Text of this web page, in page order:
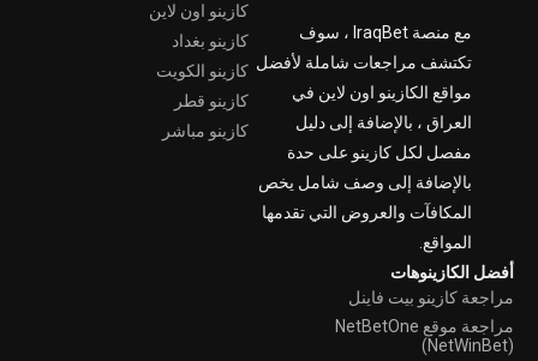
مع منصة IraqBet ، سوف
تكتشف مراجعات شاملة لأفضل
مواقع الكازينو اون لاين في
العراق ، بالإضافة إلى دليل
مفصل لكل كازينو على حدة
بالإضافة إلى وصف شامل يخص
المكافآت والعروض التي تقدمها
المواقع.
كازينو اون لاين
كازينو بغداد
كازينو الكويت
كازينو قطر
كازينو مباشر
أفضل الكازينوهات
مراجعة كازينو بيت فاينل
مراجعة موقع NetBetOne
(NetWinBet)